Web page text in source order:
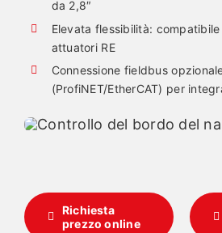
News
Italiano
da 2,8″
Elevata flessibilità:
attuatori RE
Connessione fieldbus
(ProfiNET/EtherCAT) per
Richiesta
prezzo online